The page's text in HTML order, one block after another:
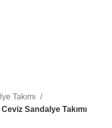
Takımı
Sandalye Takımı